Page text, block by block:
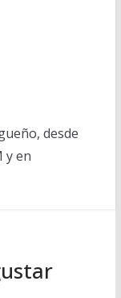
desde
y en